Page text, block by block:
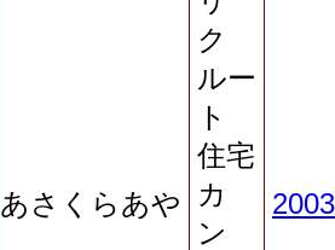
あさくらあや
ク
ルー
ト
住宅
カ
ン
2003